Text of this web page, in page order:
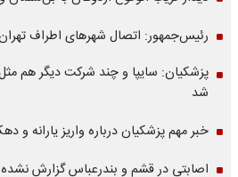
رئیس‌جمهور: اتصال شهرهای اطراف
پزشکیان: سایپا و چند شرکت دیگر هم
شد
خبر مهم پزشکیان درباره واریز یارانه و
اصابتی در قشم و بندرعباس گزارش نشده است؛